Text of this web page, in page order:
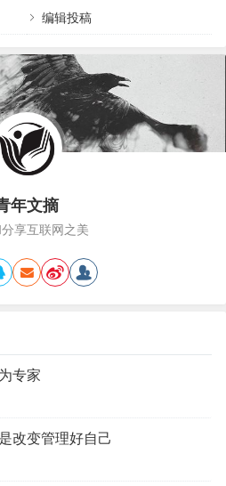
则：一套和顾客线上互动的调研方法。
可以准确的收集到客户的信息，对你的
营业额。市场调研的难度：一． 顾…
编辑投稿
年文摘
享互联网之美
专家
改变管理好自己